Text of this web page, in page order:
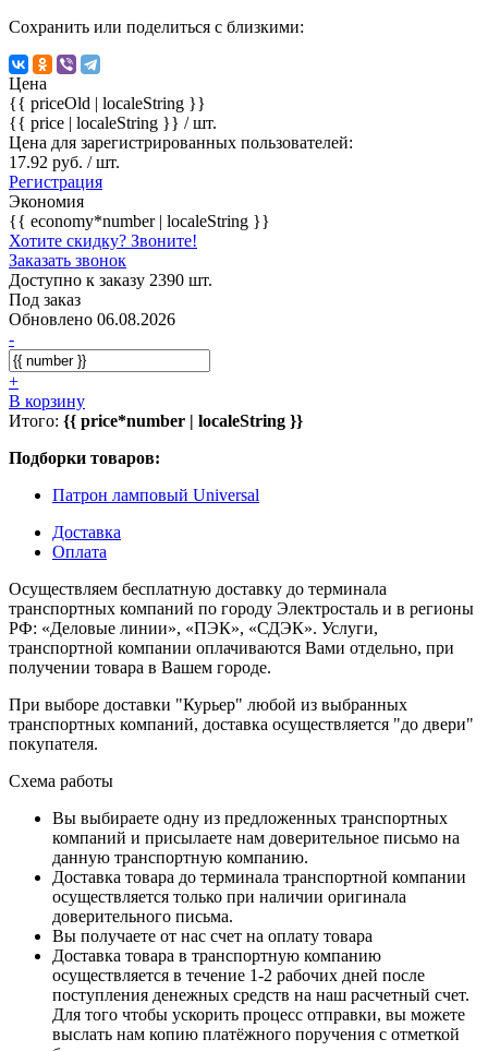
Сохранить или поделиться с близкими:
Цена
{{ priceOld | localeString }}
{{ price | localeString }} / шт.
Цена для зарегистрированных пользователей:
17.92 руб. / шт.
Регистрация
Экономия
{{ economy*number | localeString }}
Хотите скидку? Звоните!
Заказать звонок
Доступно к заказу 2390 шт.
Под заказ
Обновлено 06.08.2026
-
+
В корзину
Итого: {{ price*number | localeString }}
Подборки товаров:
Патрон ламповый Universal
Доставка
Оплата
Осуществляем бесплатную доставку до терминала
транспортных компаний по городу Электросталь и в регионы
РФ: «Деловые линии», «ПЭК», «СДЭК». Услуги,
транспортной компании оплачиваются Вами отдельно, при
получении товара в Вашем городе.
При выборе доставки "Курьер" любой из выбранных
транспортных компаний, доставка осуществляется "до двери"
покупателя.
Схема работы
Вы выбираете одну из предложенных транспортных
компаний и присылаете нам доверительное письмо на
данную транспортную компанию.
Доставка товара до терминала транспортной компании
осуществляется только при наличии оригинала
доверительного письма.
Вы получаете от нас счет на оплату товара
Доставка товара в транспортную компанию
осуществляется в течение 1-2 рабочих дней после
поступления денежных средств на наш расчетный счет.
Для того чтобы ускорить процесс отправки, вы можете
выслать нам копию платёжного поручения с отметкой